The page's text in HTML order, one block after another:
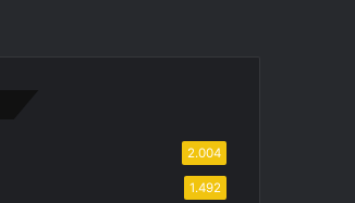
2.004
1.492